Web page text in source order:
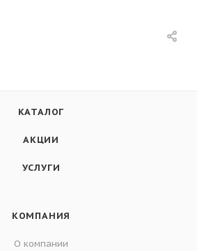
КАТАЛОГ
АКЦИИ
УСЛУГИ
КОМПАНИЯ
О компании